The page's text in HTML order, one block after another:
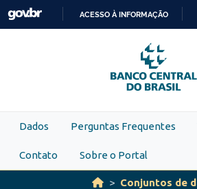
Skip to main content
PARA
O
CONTEÚDO
ACESSO À INFORMAÇÃO
Dados Perguntas Frequentes
Contato Sobre o Portal
Conjuntos de